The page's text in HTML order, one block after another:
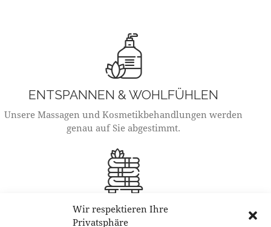
Wir respektieren Ihre
Privatsphäre
ENTSPANNEN & WOHLFÜHLEN
Unsere Massagen und Kosmetikbehandlungen werden
genau auf Sie abgestimmt.
ÖFFNUNGSZEITEN